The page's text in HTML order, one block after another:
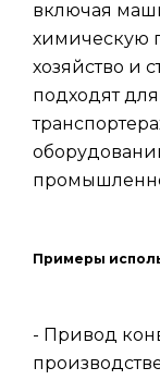
включая
химическую
хозяйство и
подходят
Примеры
- Привод